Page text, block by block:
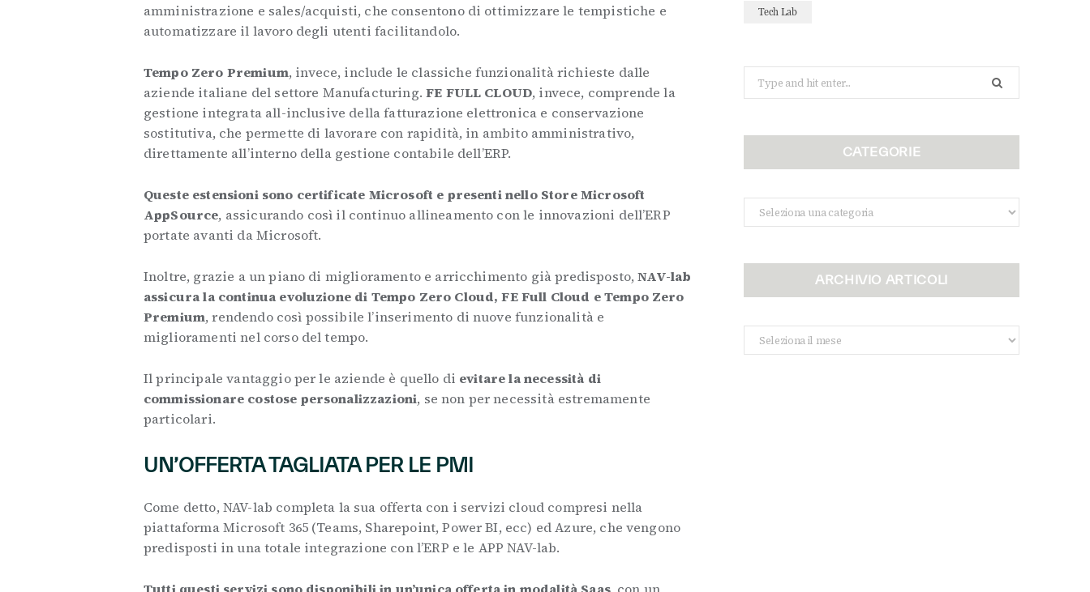
amministrazione e sales/acquisti, che consentono di ottimizzare le tempistiche e
automatizzare il lavoro degli utenti facilitandolo.
Tempo Zero Premium, invece, include le classiche funzionalità richieste dalle
aziende italiane del settore Manufacturing.FE FULL CLOUD, invece, comprende la
gestione integrata all-inclusive della fatturazione elettronica e conservazione
sostitutiva, che permette di lavorare con rapidità, in ambito amministrativo,
direttamente all’interno della gestione contabile dell’ERP.
Queste estensioni sono certificate Microsoft e presenti nello Store Microsoft
AppSource, assicurando così il continuo allineamento con le innovazioni dell’ERP
portate avanti da Microsoft.
Inoltre, grazie a un piano di miglioramento e arricchimento già predisposto,NAV-lab
assicura la continua evoluzione di Tempo Zero Cloud, FE Full Cloud e Tempo Zero
Premium, rendendo così possibile l’inserimento di nuove funzionalità e
miglioramenti nel corso del tempo.
Il principale vantaggio per le aziende è quello di evitare la necessità di
commissionare costose personalizzazioni, se non per necessità estremamente
particolari.
UN’OFFERTA TAGLIATA PER LE PMI
Come detto, NAV-lab completa la sua offerta con i servizi cloud compresi nella
piattaforma Microsoft 365 (Teams, Sharepoint, Power BI, ecc) ed Azure, che vengono
predisposti in una totale integrazione con l’ERP e le APP NAV-lab.
Tech Lab
for:
CATEGORIE
Categorie
ARCHIVIO ARTICOLI
Archivio
Articoli